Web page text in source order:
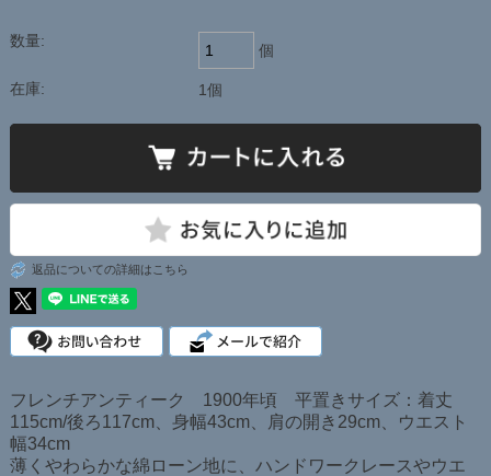
数量:
個
在庫: 1個
返品についての詳細はこちら
フレンチアンティーク 1900年頃 平置きサイズ：着丈
115cm/後ろ117cm、身幅43cm、肩の開き29cm、ウエスト
幅34cm
薄くやわらかな綿ローン地に、ハンドワークレースやウエ